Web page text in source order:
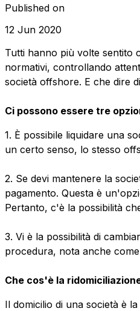
Published on
12 Jun 2020
Tutti hanno più volte sentito
normativi, controllando
società offshore. E che dire
Ci possono essere tre
1. È possibile liquidare una
un certo senso, lo stesso
2. Se devi mantenere la
pagamento. Questa è
Pertanto, c'è la possibilità
3. Vi è la possibilità di
procedura, nota anche
Che cos'è la
Il domicilio di una società è